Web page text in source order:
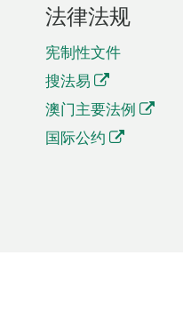
法律法规
宪制性文件
搜法易
澳门主要法例
国际公约